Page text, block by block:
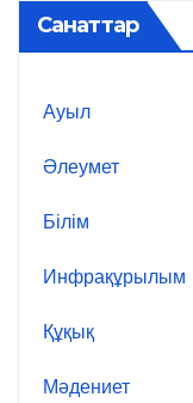
Санаттар
Ауыл
Әлеумет
Білім
Инфрақұрылым
Құқық
Мәдениет